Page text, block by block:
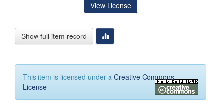
View License
Show full item record
This item is licensed under a Creative Commons
License